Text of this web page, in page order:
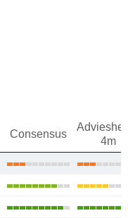
Consensus
4m